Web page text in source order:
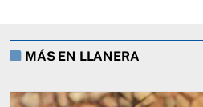
MÁS EN LLANERA